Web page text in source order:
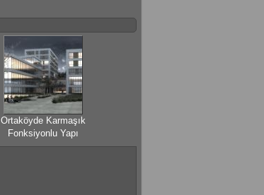
Ortaköyde Karmaşık
Fonksiyonlu Yapı